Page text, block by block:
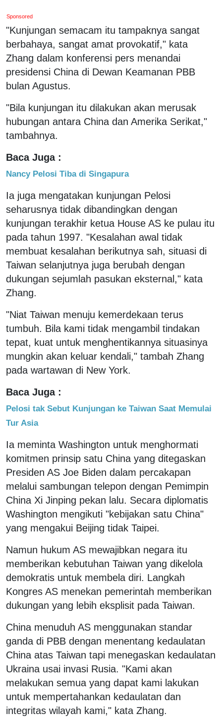
Sponsored
"Kunjungan semacam itu tampaknya sangat
berbahaya, sangat amat provokatif," kata
Zhang dalam konferensi pers menandai
presidensi China di Dewan Keamanan PBB
bulan Agustus.
"Bila kunjungan itu dilakukan akan merusak
hubungan antara China dan Amerika Serikat,"
tambahnya.
Baca Juga :
Nancy Pelosi Tiba di Singapura
Ia juga mengatakan kunjungan Pelosi
seharusnya tidak dibandingkan dengan
kunjungan terakhir ketua House AS ke pulau itu
pada tahun 1997. "Kesalahan awal tidak
membuat kesalahan berikutnya sah, situasi di
Taiwan selanjutnya juga berubah dengan
dukungan sejumlah pasukan eksternal," kata
Zhang.
"Niat Taiwan menuju kemerdekaan terus
tumbuh. Bila kami tidak mengambil tindakan
tepat, kuat untuk menghentikannya situasinya
mungkin akan keluar kendali," tambah Zhang
pada wartawan di New York.
Baca Juga :
Pelosi tak Sebut Kunjungan ke Taiwan Saat Memulai
Tur Asia
Ia meminta Washington untuk menghormati
komitmen prinsip satu China yang ditegaskan
Presiden AS Joe Biden dalam percakapan
melalui sambungan telepon dengan Pemimpin
China Xi Jinping pekan lalu. Secara diplomatis
Washington mengikuti "kebijakan satu China"
yang mengakui Beijing tidak Taipei.
Namun hukum AS mewajibkan negara itu
memberikan kebutuhan Taiwan yang dikelola
demokratis untuk membela diri. Langkah
Kongres AS menekan pemerintah memberikan
dukungan yang lebih eksplisit pada Taiwan.
China menuduh AS menggunakan standar
ganda di PBB dengan menentang kedaulatan
China atas Taiwan tapi menegaskan kedaulatan
Ukraina usai invasi Rusia. "Kami akan
melakukan semua yang dapat kami lakukan
untuk mempertahankan kedaulatan dan
integritas wilayah kami," kata Zhang.